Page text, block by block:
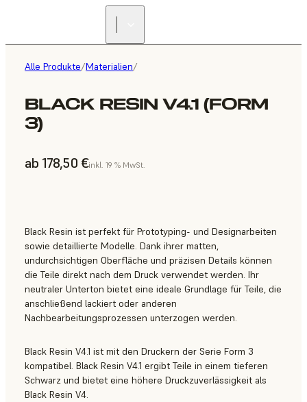
Alle Produkte/Materialien/
BLACK RESIN V4.1 (FORM
3)
ab 178,50 €inkl. 19 % MwSt.
Black Resin ist perfekt für Prototyping- und Designarbeiten
sowie detaillierte Modelle. Dank ihrer matten,
undurchsichtigen Oberfläche und präzisen Details können
die Teile direkt nach dem Druck verwendet werden. Ihr
neutraler Unterton bietet eine ideale Grundlage für Teile, die
anschließend lackiert oder anderen
Nachbearbeitungsprozessen unterzogen werden.
Black Resin V4.1 ist mit den Druckern der Serie Form 3
kompatibel. Black Resin V4.1 ergibt Teile in einem tieferen
Schwarz und bietet eine höhere Druckzuverlässigkeit als
Black Resin V4.